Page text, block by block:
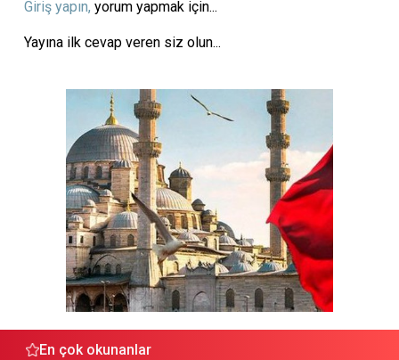
Giriş yapın, yorum yapmak için...
Yayına ilk cevap veren siz olun...
En çok okunanlar